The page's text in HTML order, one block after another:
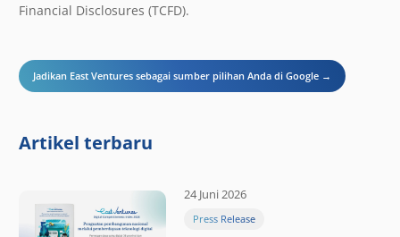
Financial Disclosures (TCFD).
Jadikan East Ventures sebagai sumber pilihan Anda di Google →
Artikel terbaru
24 Juni 2026
Press Release